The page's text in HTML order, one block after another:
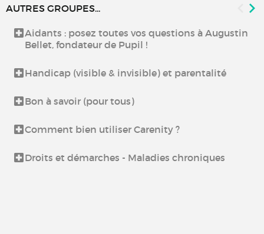
AUTRES GROUPES...
Aidants : posez toutes vos questions à Augustin
Bellet, fondateur de Pupil !
Handicap (visible & invisible) et parentalité
Bon à savoir (pour tous)
Comment bien utiliser Carenity ?
Droits et démarches - Maladies chroniques